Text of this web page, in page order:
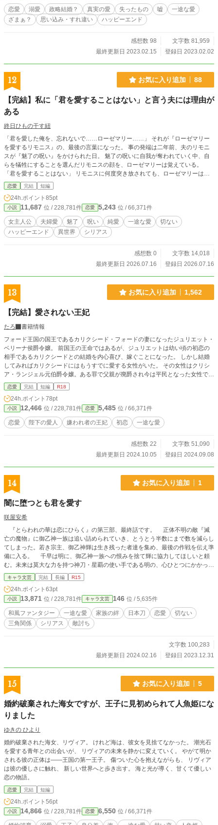
が現れる。 実は、王女は襲撃の日、こっそり逃がされていて実は生きてい
る…… なんて噂もあって────
恋愛 溺愛 政略結婚？ 真実の愛 失ったもの 嘘
一途な愛
ざまぁ？
思い込み・すれ違い ハッピーエンド
感想数 98
文字数 81,959
最終更新日 2023.02.15
登録日 2023.02.02
12 お気に入り追加 88
【完結】私に「君を愛することはない」と言う夫には理由が
ある
終日ひもの干す紐
「君を愛した俺を、忘れないで……ローゼマリー……」 それが『ローゼマリー
を愛するリモニス』の、最後の言葉になった。 事の発端は二年前、夫のリモニ
スが『魅了の呪い』をかけられた日。 魅了の呪いに自我が奪われていく中、自
らを犠牲にすることを選んだリモニスの顔を、ローゼマリーは覚えている。
「君を愛することはない」 リモニスに何度突き放されても、ローゼマリーは彼
と離縁しない。この冷たい言葉にこそ、理由があったから。 ＊ ＊ ＊ 他のサ
イトにも投稿しています。
恋愛 完結 短編
24h.ポイント 85pt
小説 11,687 位 / 228,781件 恋愛 5,243 位 / 66,371件
女主人公 夫婦愛 魅了 呪い 純愛 一途な愛
切ない
ハッピーエンド
異世界 シリアス
感想数 0
文字数 14,018
最終更新日 2026.07.16
登録日 2026.07.16
13 お気に入り追加 1,562
【完結】愛されない王妃
たろ
書籍情報
フォード王国の国王であるカリクシード・フォードの妻になったジュリエット・
ベリーナ侯爵令嬢。 前国王の王命ではあるが、ジュリエットは幼い頃の初恋の
相手であるカリクシードとの結婚を内心喜び、嫁ぐことになった。 しかし結婚
してみればカリクシードにはもうすでに愛する女性がいた。 その女性はクリシ
ア・ランジェル元伯爵令嬢。ある罪で父親が廃爵され今は平民となった女性で、
カリクシードと結婚することは叶わず、父である前国王がジュリエットとの結婚
を強引に勧めたのだった。 そしてすぐにハワー帝国に正妃であるジュリエット
がカリクシードの妹のマリーナの代わりに人質として行くことになった。 皇帝
であるベルナンドは聡明で美しい誇り高きジュリエットに惹かれ何度も自分のも
のにならないかと乞う。 だがベルナンドに対して首を縦に振ることはなかっ
た。 一年後祖国に帰ることになった、ジュリエット。 そこにはジュリエットの
数少なく、謂れのない罪を着せられ追い込まれていくジュリエットに手を差し伸
ュリエットが選ぶのは。
恋愛 完結 短編 R18
24h.ポイント 78pt
小説 12,466 位 / 228,781件 恋愛 5,485 位 / 66,371件
恋愛 陛下の愛人 嫌われ者の王妃 初恋 一途な愛
感想数 22
文字数 51,090
最終更新日 2024.10.05
登録日 2024.09.08
14 お気に入り追加 1
闇に堕つとも君を愛す
咲屋安希
『とらわれの華は恋にひらく』の第三部、最終話です。 正体不明の敵『滅
亡の魔物』に御乙神一族は追い詰められていき、とうとう半数にまで数を減らし
てしまった。若き宗主、御乙神輝は生き残った者達を集め、最後の作戦を伝え準
備に入る。 千早は明に、御乙神一族への恨みを捨て輝に協力してほしいと頼
む。未来は莫大な力を持つ神刀・星覇の使い手である明の、心ひとつにかかって
いると先代宗主・輝明も遺書に書き残していた。 けれど明は了承しない。け
れど内心では、愛する母親を殺された恨みと、自分を親身になって育ててくれた
御乙神一族の人々への親愛に板ばさみになり苦悩していた。 そして明は千早
を突き放す。それは千早を大切に思うゆえの行動だったが、明に想いを寄せる千
早は傷つく。 そんな二人の様子に気付き、輝はある決断を下す。理屈として
は正しい行動だったが、輝にとっては、つらく苦しい決断だった。
キャラ文芸 完結 長編 R15
24h.ポイント 63pt
小説 13,871 位 / 228,781件 キャラ文芸 146 位 / 5,635件
和風ファンタジー 一途な愛 家族の絆 日本刀 恋愛
切ない
三角関係
シリアス 敵討ち
文字数 100,283
最終更新日 2024.02.16
登録日 2023.12.31
15 お気に入り追加 5
婚約破棄された海女ですが、王子に見初められて人魚姫にな
りました
ゆきの ひより
婚約破棄された海女、リヴィア。 けれど海は、彼女を見捨てなかった。 潮光石
を愛する青年との出会いが、 リヴィアの未来を静かに変えていく。 やがて明か
される彼の正体は——王国の第一王子。 傷ついた心を抱えながらも、 リヴィア
は彼の優しさに触れ、 新しい世界へと歩き出す。 海と光が導く、甘くて優しい
恋の物語。
恋愛 完結 短編
24h.ポイント 56pt
小説 14,866 位 / 228,781件 恋愛 6,550 位 / 66,371件